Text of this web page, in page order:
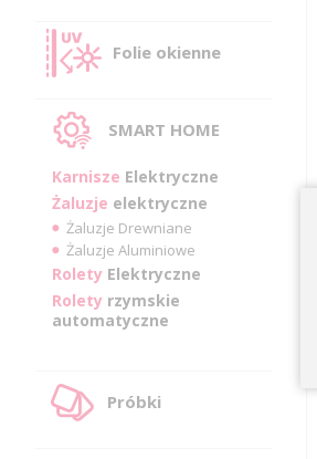
Folie okienne
SMART HOME
Karnisze Elektryczne
Żaluzje elektryczne
Żaluzje Drewniane
Żaluzje Aluminiowe
Rolety Elektryczne
Rolety rzymskie
automatyczne
Próbki